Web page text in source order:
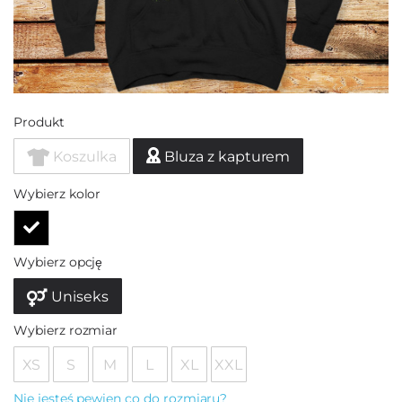
Produkt
Koszulka Bluza z kapturem
Wybierz kolor
Wybierz opcję
Uniseks
Wybierz rozmiar
XS S M L XL XXL
Nie jesteś pewien co do rozmiaru?